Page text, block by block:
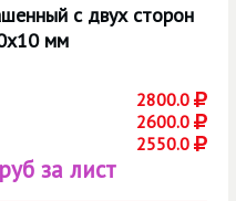
с двух сторон
мм
2800.0
2600.0
2550.0
за лист